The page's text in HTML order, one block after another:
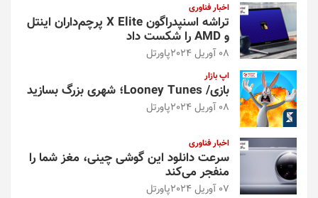
اخبار فناوری
تراشه اسنپدراگون X Elite پرچم‌داران اینتل
و AMD را شکست داد
08 آوریل 2024 پاورتل
اپ بازار
بازی/ Looney Tunes؛ شهری بزرگ بسازید
08 آوریل 2024 پاورتل
اخبار فناوری
سرعت دانلود این گوشی چینی، مغز شما را
منفجر می‌کند
07 آوریل 2024 پاورتل